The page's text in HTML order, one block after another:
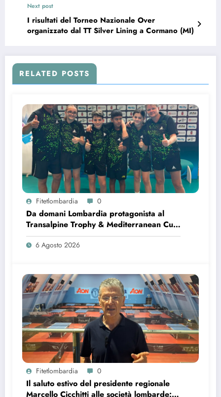
Next post
I risultati del Torneo Nazionale Over
organizzato dal TT Silver Lining a Cormano (MI)
RELATED POSTS
Fitetlombardia 0
Da domani Lombardia protagonista al
Transalpine Trophy & Mediterranean Cup
di Bardonecchia
6 Agosto 2026
Fitetlombardia 0
Il saluto estivo del presidente regionale
Marcello Cicchitti alle società lombarde: